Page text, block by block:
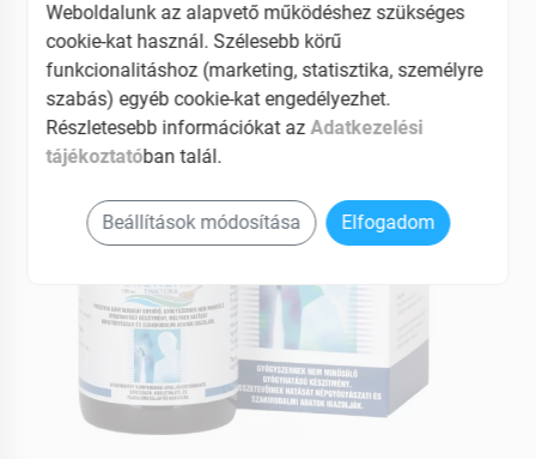
Weboldalunk az alapvető működéshez szükséges
cookie-kat használ. Szélesebb körű
funkcionalitáshoz (marketing, statisztika, személyre
szabás) egyéb cookie-kat engedélyezhet.
Részletesebb információkat azAdatkezelési
tájékoztatóban talál.
Beállítások módosítása Elfogadom